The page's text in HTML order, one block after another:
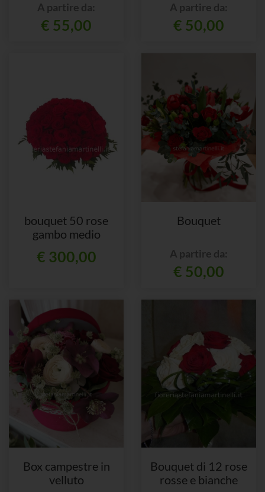
A partire da:
€ 55,00
A partire da:
€ 50,00
bouquet 50 rose
gambo medio
€ 300,00
Bouquet
A partire da:
€ 50,00
Box campestre in
velluto
Bouquet di 12 rose
rosse e bianche